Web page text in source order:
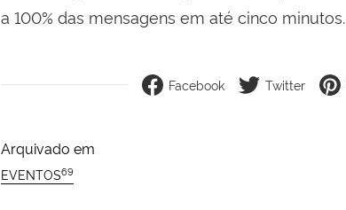
a 100% das mensagens em até cinco minutos.
Facebook Twitter
Arquivado em
EVENTOS69